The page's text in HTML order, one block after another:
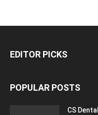
EDITOR PICKS
POPULAR POSTS
CS